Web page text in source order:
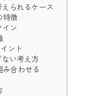
られるケース
特徴
イン
ント
い考え方
合わせる